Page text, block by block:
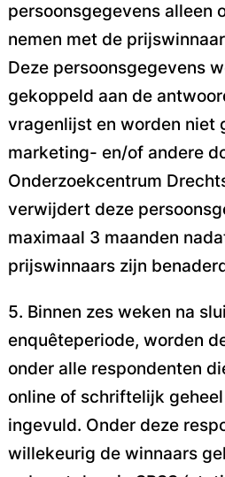
persoonsgegevens alleen
nemen met de
Deze persoonsgegevens
gekoppeld aan de
vragenlijst en worden niet
marketing- en/of andere
Onderzoekcentrum
verwijdert deze
maximaal 3 maanden
prijswinnaars zijn
5. Binnen zes weken na
enquêteperiode, worden
onder alle respondenten
online of schriftelijk
ingevuld. Onder deze
willekeurig de winnaars